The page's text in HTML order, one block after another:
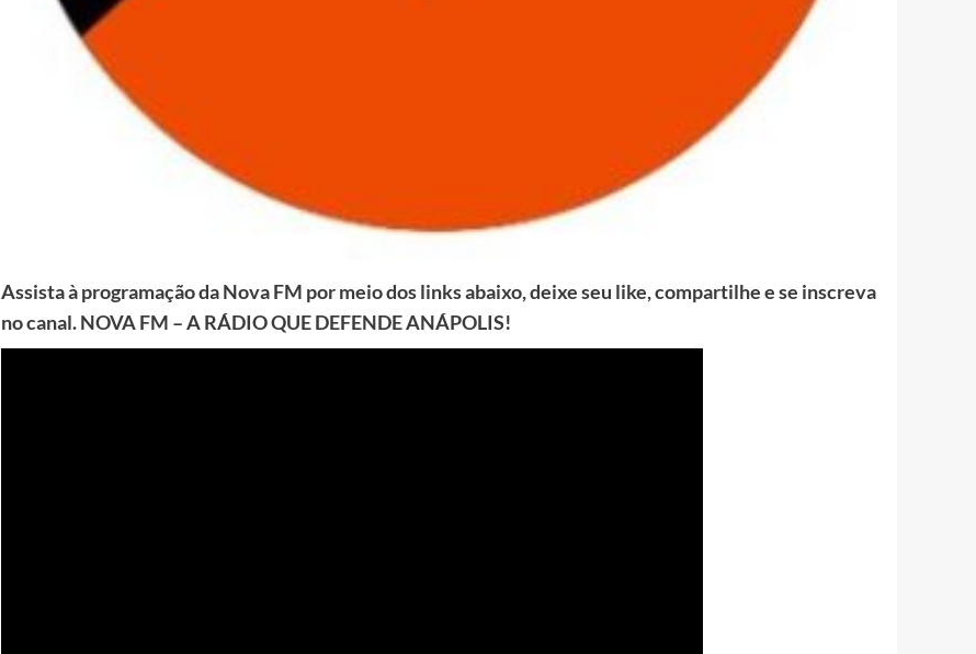
Assista à programação da Nova FM por meio dos links abaixo, deixe seu like, compartilhe e se inscreva
no canal. NOVA FM – A RÁDIO QUE DEFENDE ANÁPOLIS!